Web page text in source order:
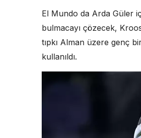
El Mundo da Arda Güler
bulmacayı çözecek,
tıpkı Alman üzere genç
kullanıldı.